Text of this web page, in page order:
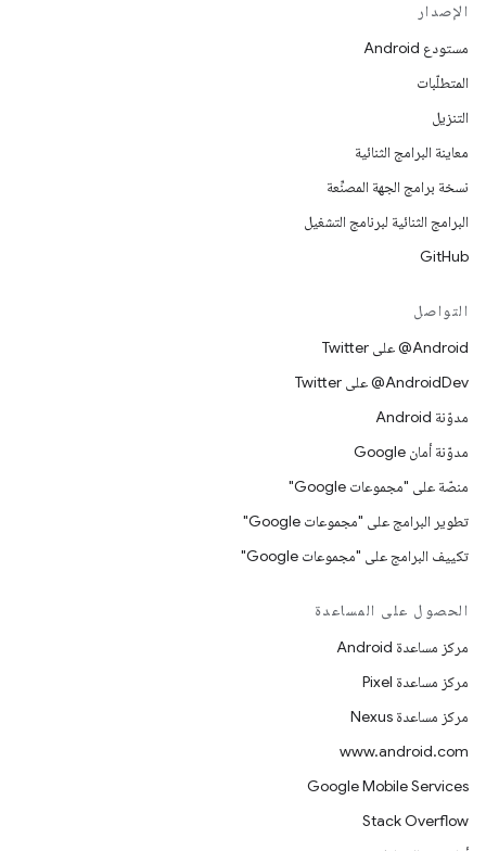
الإصدار
مستودع Android
المتطلّبات
التنزيل
معاينة البرامج الثنائية
نسخة برامج الجهة المصنِّعة
البرامج الثنائية لبرنامج التشغيل
GitHub
التواصل
‎@Android على Twitter
‎@AndroidDev على Twitter
مدوّنة Android
مدوّنة أمان Google
منصّة على "مجموعات Google"
تطوير البرامج على "مجموعات Google"
تكييف البرامج على "مجموعات Google"
الحصول على المساعدة
مركز مساعدة Android
مركز مساعدة Pixel
مركز مساعدة Nexus
www.android.com
Google Mobile Services
Stack Overflow